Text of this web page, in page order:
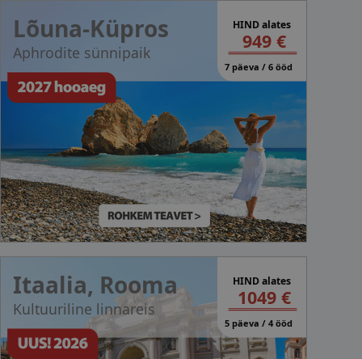
Lõuna-Küpros
Aphrodite sünnipaik
HIND alates
949 €
7 päeva / 6 ööd
Itaalia, Rooma
Kultuuriline linnareis
HIND alates
1049 €
5 päeva / 4 ööd